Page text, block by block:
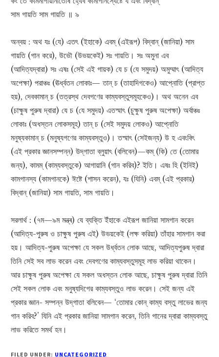
সাম গায়তি সাম গায়তি ॥ ৯
অন্বয় : অথ যঃ (যে) এতৎ (ইহাকে) এবম্ (এইরূপ) বিদ্বান্ (জানিয়া) সাম
গায়তি (গান করে), উভৌ (উভয়কেই) সঃ গায়তি। সঃ অমুনা এব
(আদিত্যদ্বারা) সঃ এষঃ (সেই এই গায়ক) যে চ (যে সমুদয়) অমুম্মাৎ (আদিত্য
অপেক্ষা) পরাঞ্চঃ (ঊর্ধ্বতন লোকাঃ— তান্ চ (তাহাদিগকেও) আপ্নোতি (প্রাপ্ত
হয়), দেবকামান্ চ (তত্রস্থ দেবগণের কাম্যবস্তুসমূহকেও)। অথ অনেন এব
(চাক্ষুষ পুরুষ দ্বারা) যে চ (যে সমুদয়) এতস্মাৎ (চুক্ষুষ পুরুষ অপেক্ষা) অর্বাঞ্চঃ
লোকাঃ (অধস্তন লোকসমূহ) তান্ চ (সেই সমুদয় লোকও) আপ্নোতি
মনুষ্যকামান্ চ (মনুষ্যগণের কাম্যবস্তুও)। তস্মাৎ (সেইজন্য) উ হ এবংবিৎ
(এই প্রকার জ্ঞানসম্পন্ন) উদ্‌গাতা ব্লুয়াৎ (বলিবেন)—কম্ (কি) তে (তোমার
জন্য), কামম্ (কাম্যবস্তুকে) আগায়ানি (গান করিব)? ইতি। এষঃ হি (ইনিই)
কামগানস্য (কামগানকে) ঈষ্টে (শাসন করেন), যঃ (যিনি) এবম্ (এই প্রকার)
বিদ্বান্ (জানিয়া) সাম গায়তি, সাম গায়তি।
সরলার্থ : (৭ম—৯ম মন্ত্ৰ) যে ব্যক্তি ইঁহাকে এইরূপ জানিয়া সামগান করেন
(আদিত্য-পুরুষ ও চাক্ষুষ পুরুষ এই) উভয়কেই (লক্ষ করিয়া) তাঁহার সামগান করা
হয়। আদিত্য-পুরুষ অপেক্ষা যে সকল উর্ধ্বতন লোক আছে, আদিত্যপুরুষ দ্বারা
তিনি সেই সব লাভ করেন এবং দেবগণের কাম্যবস্তুসমূহ লাভ করিয়া থাকেন।
আর চাক্ষুষ পুরুষ অপেক্ষা যে সকল অধস্তন লোক আছে, চাক্ষুষ পুরুষ দ্বারা তিনি
সেই সকল লোক এবং মনুষ্যদিগের কাম্যবস্তুও লাভ করেন। সেই জন্য এই
প্রকার জ্ঞান- সম্পন্ন উদ্‌গাতা বলিবেন— ‘তোমার কোন্ কাম্য বস্তু লাভের জন্য
গান করিব?’ যিনি এই প্রকার জানিয়া সামগান করেন, তিনি গানের দ্বারা কাম্যবস্তু
লাভ করিতে সমর্থ হন।
FILED UNDER: UNCATEGORIZED